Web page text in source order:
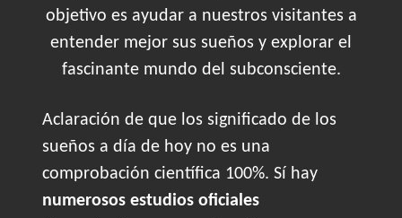
objetivo es ayudar a nuestros visitantes a
entender mejor sus sueños y explorar el
fascinante mundo del subconsciente.
Aclaración de que los significado de los
sueños a día de hoy no es una
comprobación científica 100%. Sí hay
numerosos estudios oficiales